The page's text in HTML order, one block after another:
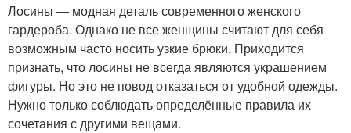
Лосины — модная деталь современного женского
гардероба. Однако не все женщины считают для себя
возможным часто носить узкие брюки. Приходится
признать, что лосины не всегда являются украшением
фигуры. Но это не повод отказаться от удобной одежды.
Нужно только соблюдать определённые правила их
сочетания с другими вещами.